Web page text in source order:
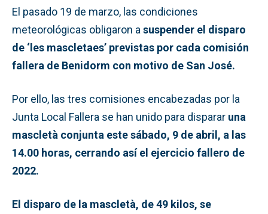
El pasado 19 de marzo, las condiciones
meteorológicas obligaron a suspender el disparo
de ‘les mascletaes’ previstas por cada comisión
fallera de Benidorm con motivo de San José.
Por ello, las tres comisiones encabezadas por la
Junta Local Fallera se han unido para disparar una
mascletà conjunta este sábado, 9 de abril, a las
14.00 horas, cerrando así el ejercicio fallero de
2022.
El disparo de la mascletà, de 49 kilos, se